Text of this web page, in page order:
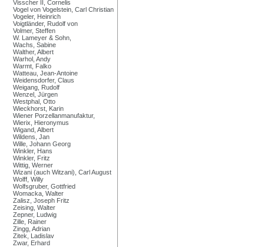
Visscher II, Cornelis
Vogel von Vogelstein, Carl Christian
Vogeler, Heinrich
Voigtländer, Rudolf von
Volmer, Steffen
W. Lameyer & Sohn,
Wachs, Sabine
Walther, Albert
Warhol, Andy
Warmt, Falko
Watteau, Jean-Antoine
Weidensdorfer, Claus
Weigang, Rudolf
Wenzel, Jürgen
Westphal, Otto
Wieckhorst, Karin
Wiener Porzellanmanufaktur,
Wierix, Hieronymus
Wigand, Albert
Wildens, Jan
Wille, Johann Georg
Winkler, Hans
Winkler, Fritz
Wittig, Werner
Wizani (auch Witzani), Carl August
Wolff, Willy
Wolfsgruber, Gottfried
Womacka, Walter
Zalisz, Joseph Fritz
Zeising, Walter
Zepner, Ludwig
Zille, Rainer
Zingg, Adrian
Zitek, Ladislav
Zwar, Erhard